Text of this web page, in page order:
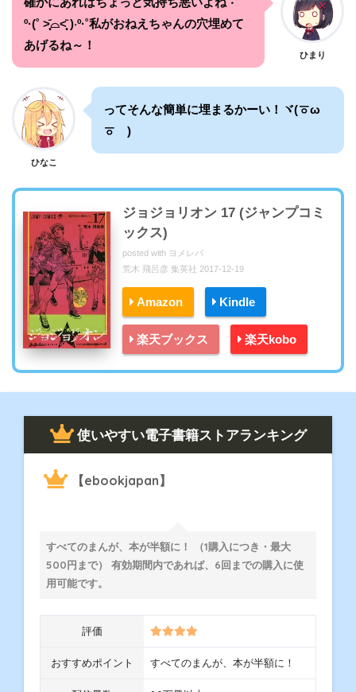
º·(˚ ˃̣̣̥᷄⌓˂̣̣̥᷅ )‧º·˚私がおねえちゃんの穴埋めて
あげるね～！
ひまり
ひなこ
ってそんな簡単に埋まるかーい！ヾ(ㆆω
ㆆ )
ジョジョリオン 17 (ジャンプコミ
ックス)
posted with ヨメレバ
荒木 飛呂彦 集英社 2017-12-19
Amazon Kindle
楽天ブックス 楽天kobo
使いやすい電子書籍ストアランキング
【ebookjapan】
すべてのまんが、本が半額に！ （1購入につき・最大
500円まで） 有効期間内であれば、6回までの購入に使
用可能です。
評価
おすすめポイント すべてのまんが、本が半額に！